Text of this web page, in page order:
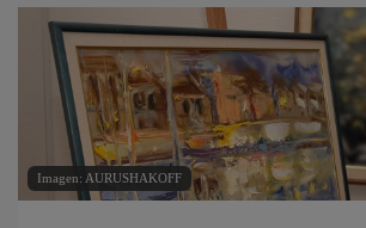
Imagen: AURUSHAKOFF